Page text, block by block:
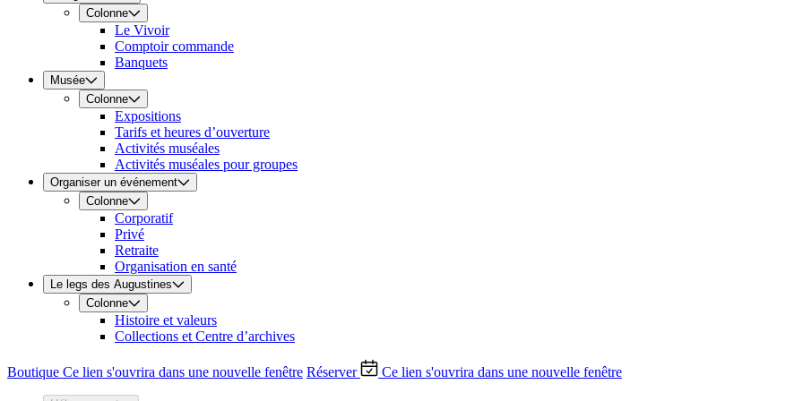
Colonne
Le Vivoir
Comptoir commande
Banquets
Musée
Colonne
Expositions
Tarifs et heures d’ouverture
Activités muséales
Activités muséales pour groupes
Organiser un événement
Colonne
Corporatif
Privé
Retraite
Organisation en santé
Le legs des Augustines
Colonne
Histoire et valeurs
Collections et Centre d’archives
Boutique Ce lien s'ouvrira dans une nouvelle fenêtre Réserver Ce lien s'ouvrira dans une nouvelle fenêtre